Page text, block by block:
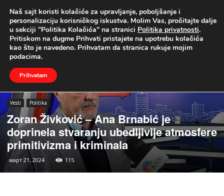
UŽIVO
Naslovna Vesti Politika
Vesti Politika
Zoran Živković – Ana Brnabić je
doprinela stvaranju ubedljivije atmosfere
primitivizma i kriminala
март 21, 2024 115
Naš sajt koristi kolačiće za upravljanje, poboljšanje i
personalizaciju korisničkog iskustva. Molim Vas, pročitajte dalje
u sekciji "Politika Kolačića" na stranici Politika privatnosti.
Pritiskom na dugme Prihvati pristajete na upotrebu kolačića
kao što je navedeno. Prihvatam da stranica rukuje mojim
podacima.
Prihvatam